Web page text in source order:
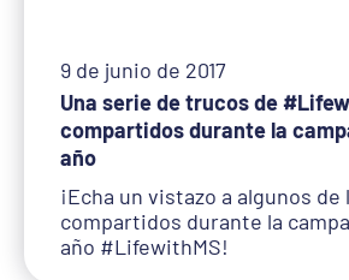
Una serie de trucos de
compartidos durante la
año
9 de junio de 2017
¡Echa un vistazo a algunos
compartidos durante la
año #LifewithMS!